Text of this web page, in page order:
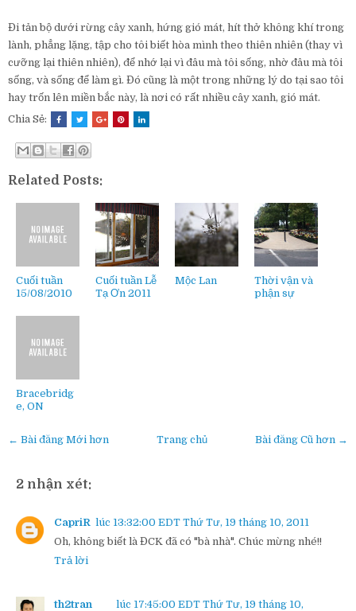
Đi tản bộ dưới rừng cây xanh, hứng gió mát, hít thở không khí trong
lành, phẳng lặng, tập cho tôi biết hòa mình theo thiên nhiên (thay vì
cưỡng lại thiên nhiên), để nhớ lại vì đâu mà tôi sống, nhờ đâu mà tôi
sống, và sống để làm gì. Đó cũng là một trong những lý do tại sao tôi
hay trốn lên miền bắc này, là nơi có rất nhiều cây xanh, gió mát.
Chia Sẻ:
Related Posts:
Cuối tuần
15/08/2010
Cuối tuần Lễ
Tạ Ơn 2011
Mộc Lan
Thời vận và
phận sự
Bracebridg
e, ON
← Bài đăng Mới hơn Bài đăng Cũ hơn →
Trang chủ
2 nhận xét:
CapriR lúc 13:32:00 EDT Thứ Tư, 19 tháng 10, 2011
Oh, không biết là ĐCK đã có "bà nhà". Chúc mừng nhé!!
Trả lời
th2tran lúc 17:45:00 EDT Thứ Tư, 19 tháng 10,